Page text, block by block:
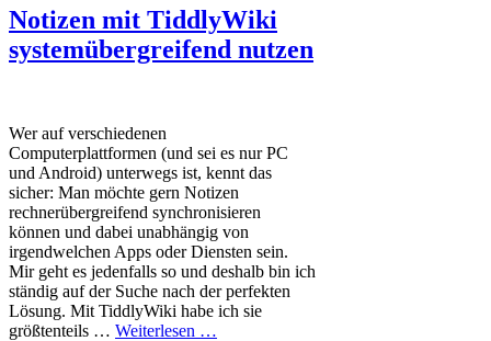
Notizen mit TiddlyWiki
systemübergreifend nutzen
Wer auf verschiedenen
Computerplattformen (und sei es nur PC
und Android) unterwegs ist, kennt das
sicher: Man möchte gern Notizen
rechnerübergreifend synchronisieren
können und dabei unabhängig von
irgendwelchen Apps oder Diensten sein.
Mir geht es jedenfalls so und deshalb bin ich
ständig auf der Suche nach der perfekten
Lösung. Mit TiddlyWiki habe ich sie
größtenteils … Weiterlesen …